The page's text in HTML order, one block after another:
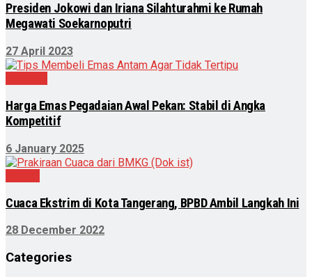
Presiden Jokowi dan Iriana Silahturahmi ke Rumah
Megawati Soekarnoputri
27 April 2023
Harga Emas Pegadaian Awal Pekan: Stabil di Angka
Kompetitif
6 January 2025
Cuaca Ekstrim di Kota Tangerang, BPBD Ambil Langkah Ini
28 December 2022
Categories